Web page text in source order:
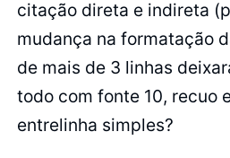
citação direta e indireta
mudança na formatação
de mais de 3 linhas
todo com fonte 10, recuo
entrelinha simples?